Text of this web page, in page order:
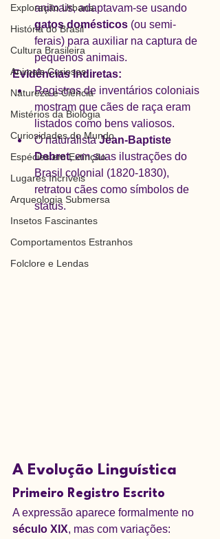
Exploração Urbana
História do Brasil
Cultura Brasileira
Animais Curiosos
Natureza e Ciência
Mistérios da Biologia
Curiosidades do Mundo
Espécies em Extinção
Lugares Incríveis
Arqueologia Submersa
Insetos Fascinantes
Comportamentos Estranhos
Folclore e Lendas
animais, adaptavam-se usando
gatos domésticos (ou semi-
ferais) para auxiliar na captura de
pequenos animais.
Evidências Indiretas:
Registros de inventários coloniais
mostram que cães de raça eram
listados como bens valiosos.
O naturalista Jean-Baptiste
Debret, em suas ilustrações do
Brasil colonial (1820-1830),
retratou cães como símbolos de
status.
A Evolução Linguística
Primeiro Registro Escrito
A expressão aparece formalmente no
século XIX, mas com variações: